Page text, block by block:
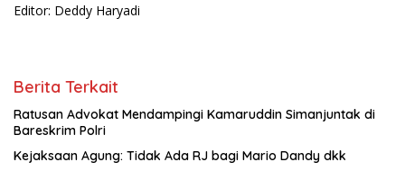
Editor: Deddy Haryadi
Berita Terkait
Ratusan Advokat Mendampingi Kamaruddin Simanjuntak di
Bareskrim Polri
Kejaksaan Agung: Tidak Ada RJ bagi Mario Dandy dkk